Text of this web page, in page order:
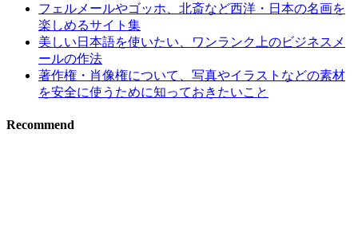
フェルメールやゴッホ、北斎など西洋・日本の名画を
楽しめるサイト集
美しい日本語を使いたい、ワンランク上のビジネスメ
ールの作法
著作権・肖像権について、写真やイラストなどの素材
を安全に使うために知っておきたいこと
Recommend